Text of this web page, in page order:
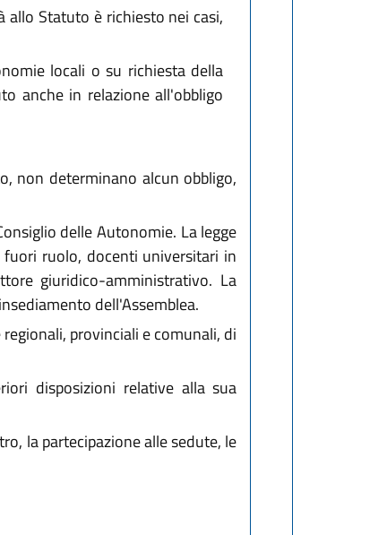
Statuto è richiesto nei casi,
locali o su richiesta della
anche in relazione all'obbligo
non determinano alcun obbligo,
delle Autonomie. La legge
ruolo, docenti universitari in
giuridico-amministrativo. La
dell'Assemblea.
provinciali e comunali, di
disposizioni relative alla sua
la partecipazione alle sedute, le